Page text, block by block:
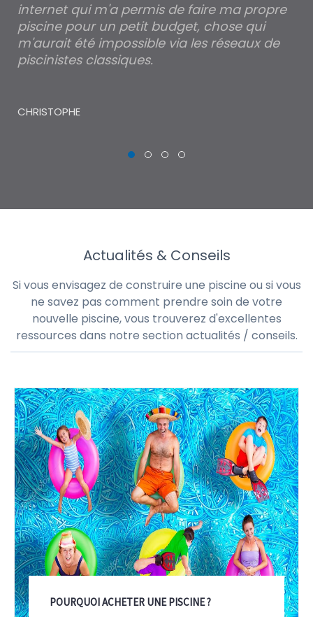
internet qui m'a permis de faire ma propre
piscine pour un petit budget, chose qui
m'aurait été impossible via les réseaux de
piscinistes classiques.
CHRISTOPHE
Actualités & Conseils
Si vous envisagez de construire une piscine ou si vous
ne savez pas comment prendre soin de votre
nouvelle piscine, vous trouverez d'excellentes
ressources dans notre section actualités / conseils.
POURQUOI ACHETER UNE PISCINE ?